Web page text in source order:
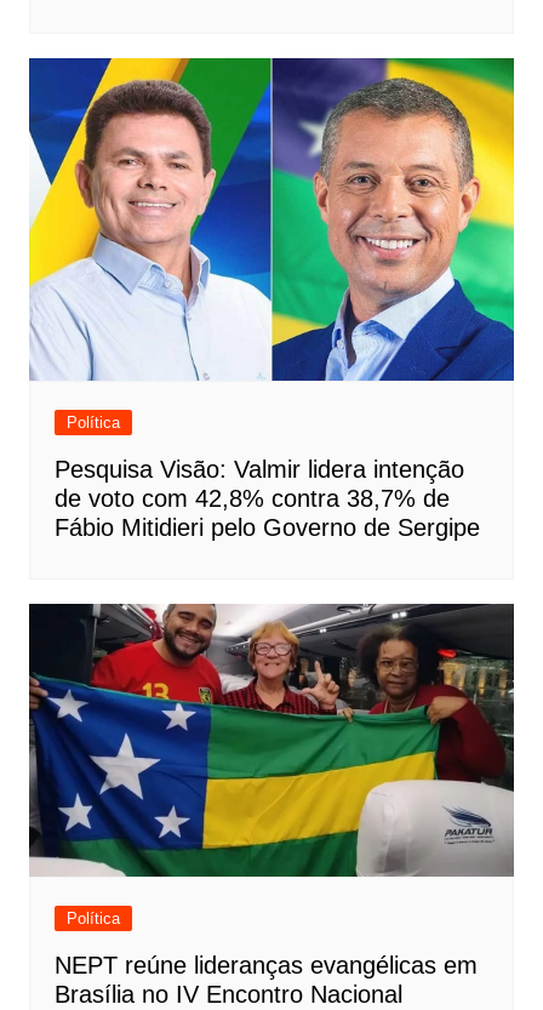
Política
Pesquisa Visão: Valmir lidera intenção
de voto com 42,8% contra 38,7% de
Fábio Mitidieri pelo Governo de Sergipe
Política
NEPT reúne lideranças evangélicas em
Brasília no IV Encontro Nacional